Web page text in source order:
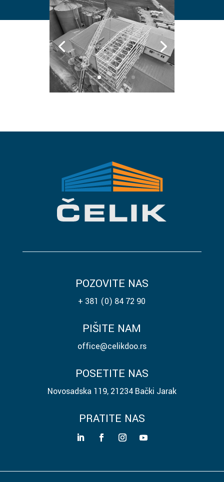
POZOVITE NAS
+ 381 (0) 84 72 90
PIŠITE NAM
office@celikdoo.rs
POSETITE NAS
Novosadska 119, 21234 Bački Jarak
PRATITE NAS